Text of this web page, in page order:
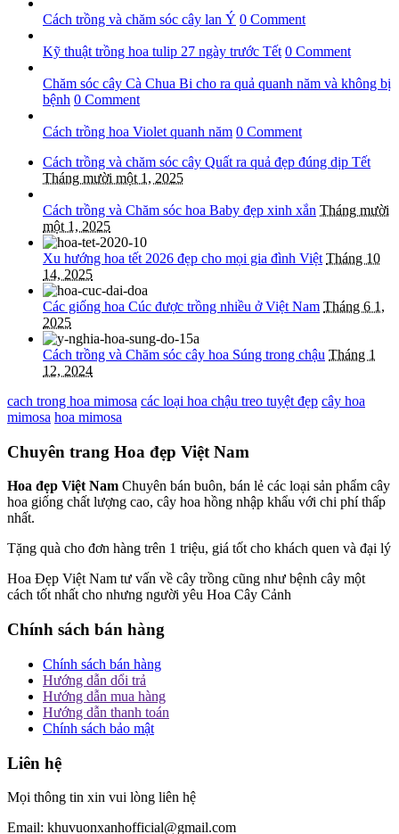
Cách trồng và chăm sóc cây lan Ý 0 Comment
Kỹ thuật trồng hoa tulip 27 ngày trước Tết 0 Comment
Chăm sóc cây Cà Chua Bi cho ra quả quanh năm và không bị
bệnh 0 Comment
Cách trồng hoa Violet quanh năm 0 Comment
Cách trồng và chăm sóc cây Quất ra quả đẹp đúng dịp Tết
Tháng mười một 1, 2025
Cách trồng và Chăm sóc hoa Baby đẹp xinh xắn Tháng mười
một 1, 2025
Xu hướng hoa tết 2026 đẹp cho mọi gia đình Việt Tháng 10
14, 2025
Các giống hoa Cúc được trồng nhiều ở Việt Nam Tháng 6 1,
2025
Cách trồng và Chăm sóc cây hoa Súng trong chậu Tháng 1
12, 2024
cach trong hoa mimosa các loại hoa chậu treo tuyệt đẹp cây hoa
mimosa hoa mimosa
Chuyên trang Hoa đẹp Việt Nam
Hoa đẹp Việt Nam Chuyên bán buôn, bán lẻ các loại sản phẩm cây
hoa giống chất lượng cao, cây hoa hồng nhập khẩu với chi phí thấp
nhất.
Tặng quà cho đơn hàng trên 1 triệu, giá tốt cho khách quen và đại lý
Hoa Đẹp Việt Nam tư vấn về cây trồng cũng như bệnh cây một
cách tốt nhất cho nhưng người yêu Hoa Cây Cảnh
Chính sách bán hàng
Chính sách bán hàng
Hướng dẫn dổi trả
Hướng dẫn mua hàng
Hướng dẫn thanh toán
Chính sách bảo mật
Liên hệ
Mọi thông tin xin vui lòng liên hệ
Email: khuvuonxanhofficial@gmail.com